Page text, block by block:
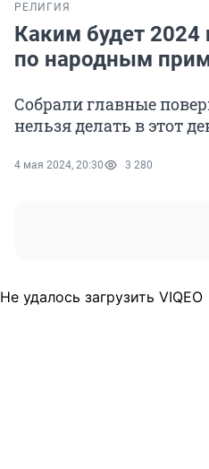
РЕЛИГИЯ
Каким будет 2024
по народным
Собрали главные
нельзя делать в этот
4 мая 2024, 20:30 3 280
Не удалось загрузить VIQEO